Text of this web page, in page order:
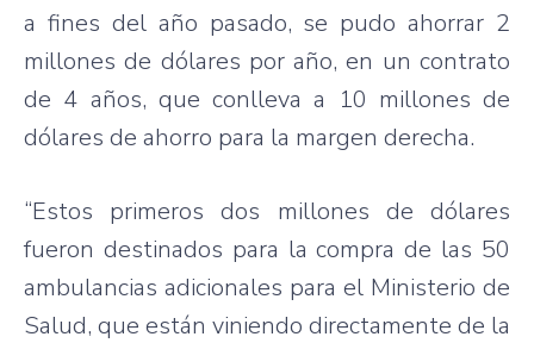
a fines del año pasado, se pudo ahorrar 2
millones de dólares por año, en un contrato
de 4 años, que conlleva a 10 millones de
dólares de ahorro para la margen derecha.
“Estos primeros dos millones de dólares
fueron destinados para la compra de las 50
ambulancias adicionales para el Ministerio de
Salud, que están viniendo directamente de la